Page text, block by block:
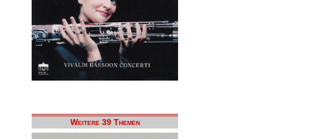
Weitere 39 Themen